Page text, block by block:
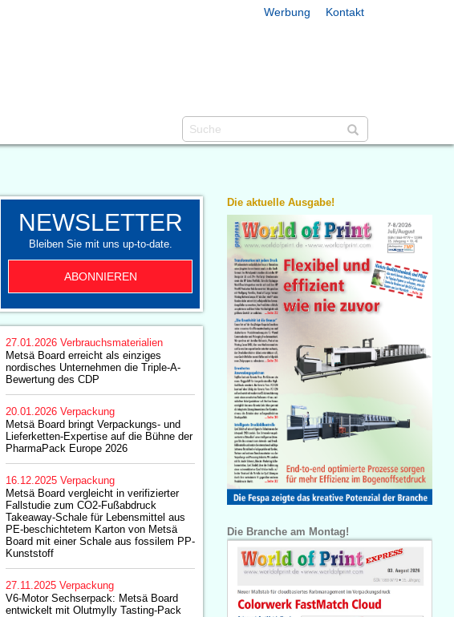
Werbung Kontakt
NEWSLETTER
Bleiben Sie mit uns up-to-date.
ABONNIEREN
27.01.2026 Verbrauchsmaterialien
Metsä Board erreicht als einziges
nordisches Unternehmen die Triple-A-
Bewertung des CDP
20.01.2026 Verpackung
Metsä Board bringt Verpackungs- und
Lieferketten-Expertise auf die Bühne der
PharmaPack Europe 2026
16.12.2025 Verpackung
Metsä Board vergleicht in verifizierter
Fallstudie zum CO2-Fußabdruck
Takeaway-Schale für Lebensmittel aus
PE-beschichtetem Karton von Metsä
Board mit einer Schale aus fossilem PP-
Kunststoff
27.11.2025 Verpackung
V6-Motor Sechserpack: Metsä Board
entwickelt mit Olutmylly Tasting-Pack
Die aktuelle Ausgabe!
Die Branche am Montag!